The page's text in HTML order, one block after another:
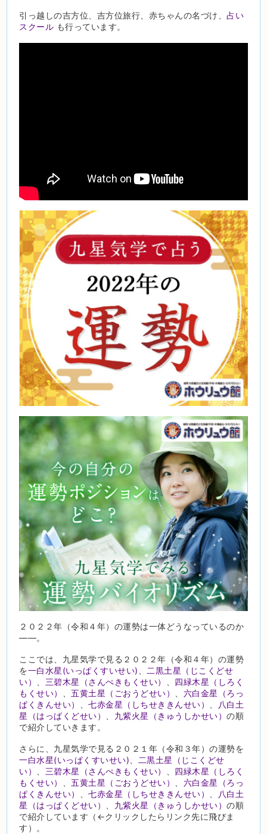
引っ越しの吉方位、吉方位旅行、赤ちゃんの名づけ、占い
スクール も行っています。
２０２２年（令和４年）の運勢は一体どうなっているのか
――。
ここでは、九星気学で見る２０２２年（令和４年）の運勢
を一白水星(いっぱくすいせい)
二黒土星（じこくどせ
い）
三碧木星（さんぺきもくせい）
四緑木星（しろく
もくせい）
、五黄土星（ごおうどせい）
六白金星（ろっ
ぱくきんせい）
、七赤金星（しちせききんせい）
八白土
星（はっぱくどせい）
九紫火星（きゅうしかせい）の順
で紹介していきます。
さらに、九星気学で見る２０２１年（令和３年）の運勢を
一白水星(いっぱくすいせい)
二黒土星（じこくどせ
い）
三碧木星（さんぺきもくせい）
四緑木星（しろく
もくせい）
、五黄土星（ごおうどせい）
六白金星（ろっ
ぱくきんせい）
、七赤金星（しちせききんせい）
八白土
星（はっぱくどせい）
九紫火星（きゅうしかせい）の順
で紹介しています（←クリックしたらリンク先に飛びま
す）。